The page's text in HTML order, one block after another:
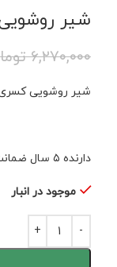
شیر
۶,۲۷۰,۰۰۰
شیر روشویی
دارنده ۵ سال ضمانت کلیه قطعات
موجود در انبار